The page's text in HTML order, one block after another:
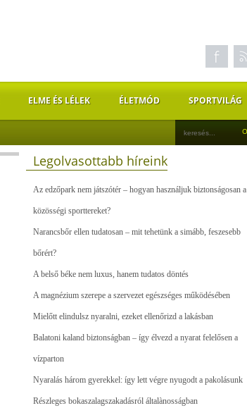
ELME ÉS LÉLEK ÉLETMÓD SPORTVILÁG
Legolvasottabb híreink
Az edzőpark nem játszótér – hogyan használjuk biztonságosan a
közösségi sporttereket?
Narancsbőr ellen tudatosan – mit tehetünk a simább, feszesebb
bőrért?
A belső béke nem luxus, hanem tudatos döntés
A magnézium szerepe a szervezet egészséges működésében
Mielőtt elindulsz nyaralni, ezeket ellenőrizd a lakásban
Balatoni kaland biztonságban – így élvezd a nyarat felelősen a
vízparton
Nyaralás három gyerekkel: így lett végre nyugodt a pakolásunk
Részleges bokaszalagszakadásról általànosságban